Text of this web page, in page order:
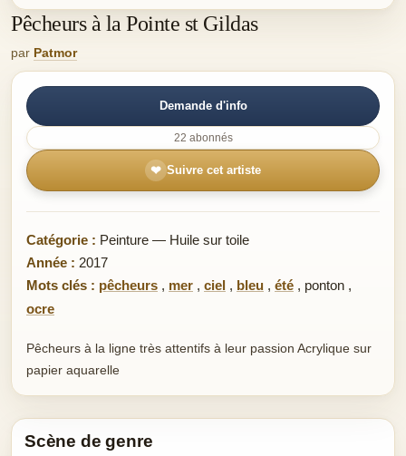
Pêcheurs à la Pointe st Gildas
par Patmor
Demande d'info
22 abonnés
❤ Suivre cet artiste
Catégorie : Peinture — Huile sur toile
Année : 2017
Mots clés : pêcheurs , mer , ciel , bleu , été , ponton ,
ocre
Pêcheurs à la ligne très attentifs à leur passion Acrylique sur
papier aquarelle
Scène de genre